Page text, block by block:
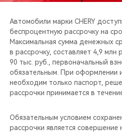
Автомобили марки CHERY
беспроцентную рассрочку на
Максимальная сумма денежных
в рассрочку, составляет 4,9 млн
90 тыс. руб., первоначальный
обязательным. При оформлении
необходим только паспорт,
рассрочки принимается в
Обязательным условием
рассрочки является совершение